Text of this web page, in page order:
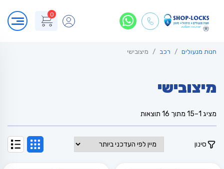
0
חנות מנעולים רכב מיצובישי
מיצובישי
מציג 1–15 מתוך 16 תוצאות
העדכני
ביותר
סינון